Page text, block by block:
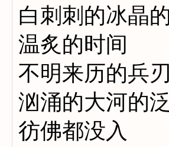
白刺刺的冰晶
温炙的时间
不明来历的兵
汹涌的大河的
彷佛都没入